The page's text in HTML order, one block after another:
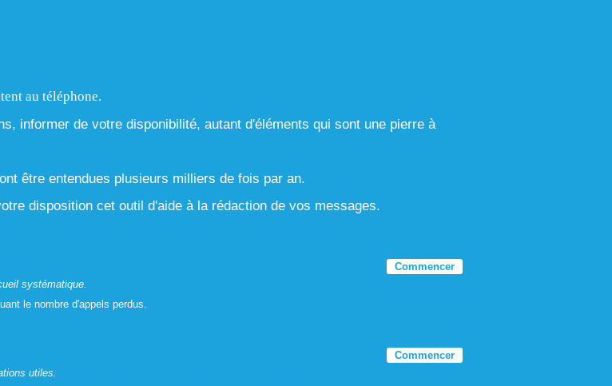
au téléphone.
informer de votre disponibilité, autant d'éléments qui sont une pierre à
être entendues plusieurs milliers de fois par an.
disposition cet outil d'aide à la rédaction de vos messages.
systématique.
le nombre d'appels perdus.
Commencer
utiles.
Commencer